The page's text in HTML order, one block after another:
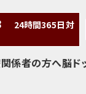
24時間365日対
係者の方へ脳ド